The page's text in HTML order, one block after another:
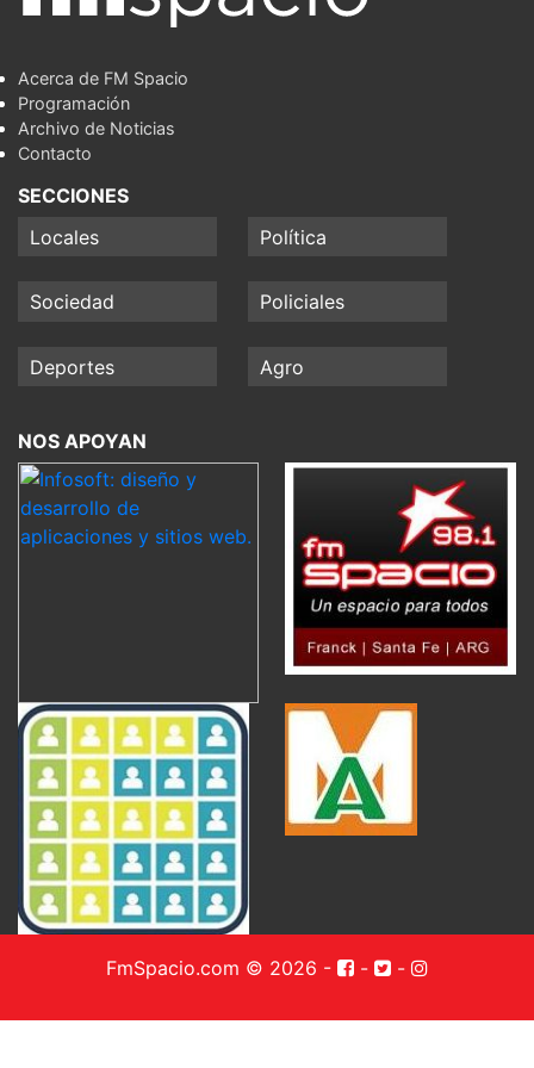
Acerca de FM Spacio
Programación
Archivo de Noticias
Contacto
SECCIONES
Locales
Política
Sociedad Policiales
Deportes Agro
NOS APOYAN
FmSpacio.com © 2026 - - -